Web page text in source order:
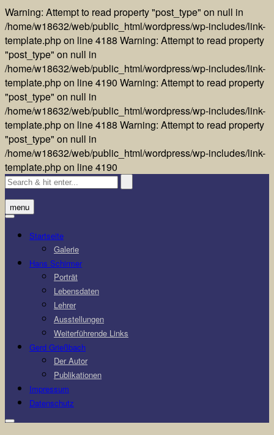
Warning: Attempt to read property "post_type" on null in
/home/w18632/web/public_html/wordpress/wp-includes/link-
template.php on line 4188 Warning: Attempt to read property
"post_type" on null in
/home/w18632/web/public_html/wordpress/wp-includes/link-
template.php on line 4190 Warning: Attempt to read property
"post_type" on null in
/home/w18632/web/public_html/wordpress/wp-includes/link-
template.php on line 4188 Warning: Attempt to read property
"post_type" on null in
/home/w18632/web/public_html/wordpress/wp-includes/link-
template.php on line 4190
to
menu
Startseite
Galerie
Hans Schirmer
Porträt
Lebensdaten
Lehrer
Ausstellungen
Weiterführende Links
Gerd Grießbach
Der Autor
Publikationen
Impressum
Datenschutz